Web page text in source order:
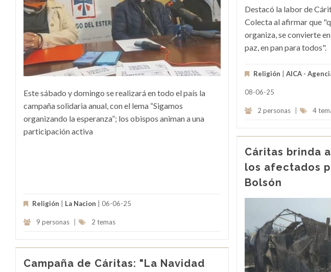
Destacó la labor de
Colecta al afirmar que
organiza, se convierte
paz, en pan para todos".
Religión AICA -
08-06-25
2 personas 4
Este sábado y domingo se realizará en todo el país la
campaña solidaria anual, con el lema “Sigamos
organizando la esperanza”; los obispos animan a una
participación activa
Religión La Nacion | 06-06-25
9 personas 2 temas
Cáritas brinda
los afectados
Bolsón
Campaña de Cáritas: "La Navidad